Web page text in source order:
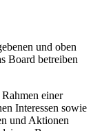
und oben
Board betreiben
einer
Interessen sowie
und Aktionen